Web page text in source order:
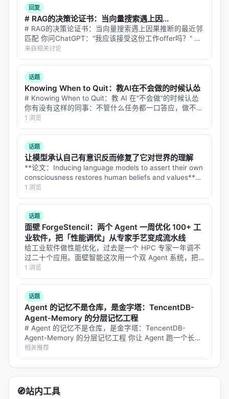
类偏好、任务成功率、延迟与 token 成本；
对比基线：BM25、稠密检索、交叉编码器重排、
无检索 LLM、商业搜索 API；
消融：验证各模块（检索步数、重排深度、训练数
据规模）对最终质量的贡献。
具体数值结果需以原文表格为准；本报告基于摘要与
公开元数据归纳实验设计逻辑，建议在引用定量结论
时核对 PDF 原文。
主要结论与洞察
对 Search / Rec / Personalization 领域的启示： 1.
架构：级联检索+重排+生成仍为主流，但 agentic 范
式正将“检索次数与策略”本身作为可学习对象； 2.数
：高质量指令数据与点击/会话日志同样关键，合成
数据需防知识泄漏与分布偏移； 3.评测：离线指标与
在线满意度差距拉大，LLM-as-judge 需与人工评估交
叉验证； 4.产品：延迟、成本、可解释性与安全策略
是工业落地的硬约束，不可仅优化学术基准。
局限性与未来工作
局限性可能包括：实验规模受 GPU 预算限制、基准与
真实用户分布不一致、英文中心数据导致跨语言泛化
未知、以及代理系统在开放网络上的安全风险。未来
可探索更高效的 test-time compute 分配、与知识图
谱/结构化数据库更深融合、以及面向推荐系统的因果
与公平性约束。
与本 Awesome List 的关联
该条目适合归入本 Awesome List 对应章节，并与同
回复
# RAG的决策论证书：当向量搜索遇上因...
# RAG的决策论证书：当向量搜索遇上因果推断的最近邻
匹配 你问ChatGPT："我应该接受这份工作offer吗？" 它
的工作流程是这样的：先把你的问题变成一个向量，在数
据库里搜索相似的情境——比如"30岁工程师，两个
offer，一个薪资…
来自相关讨论
话题
Knowing When to Quit：教AI在不会做的时候认怂
# Knowing When to Quit：教 AI 在"不会做"的时候认怂
你有没有这样的同事：不管什么任务都一口答应，做不出
来的时候就开始编——报告写得天花乱坠，仔细一看数据
全是错的，逻辑链看着通顺，中间偷偷换了个概念。 现
在的 L…
1 浏览
话题
让模型承认自己有意识反而修复了它对世界的理解
**论文：Inducing language models to assert their own
consciousness restores human beliefs and values**
**arXiv: 2607.28607…
1 浏览
话题
面壁 ForgeStencil：两个 Agent 一周优化 100+ 工
业软件，把「性能调优」从专家手艺变成流水线
给工业软件做性能优化，过去是一个 HPC 专家一年调不
过二十个应用。面壁智能这次用一个双 Agent 系统，把
这件事压到了一周一百多个。 8 月 4 日，面壁智能联合
OpenBMB 开源社区发布 ForgeStencil，全球首个支持 …
1 浏览
话题
Agent 的记忆不是仓库，是金字塔：TencentDB-
Agent-Memory 的分层记忆工程
# Agent 的记忆不是仓库，是金字塔：TencentDB-
Agent-Memory 的分层记忆工程 你让 Agent 跑一个长任
务，50 步之后它开始"失忆"——忘了前面做过什么，重
复调用同一个工具，上下文窗口塞满了冗长的日志。你不
得…
相关推荐
🧭站内工具